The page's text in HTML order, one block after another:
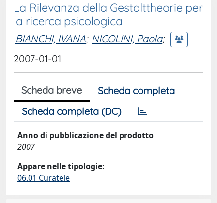
La Rilevanza della Gestalttheorie per
la ricerca psicologica
BIANCHI, IVANA; NICOLINI, Paola;
2007-01-01
Scheda breve
Scheda completa
Scheda completa (DC)
Anno di pubblicazione del prodotto
2007
Appare nelle tipologie:
06.01 Curatele